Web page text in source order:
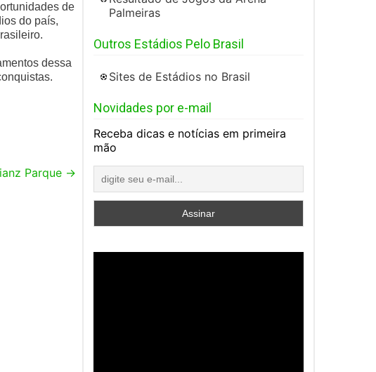
de
do país,
dessa
Parque →
Palmeiras
Outros Estádios Pelo Brasil
Sites de Estádios no Brasil
Novidades por e-mail
Receba dicas e notícias em primeira
mão